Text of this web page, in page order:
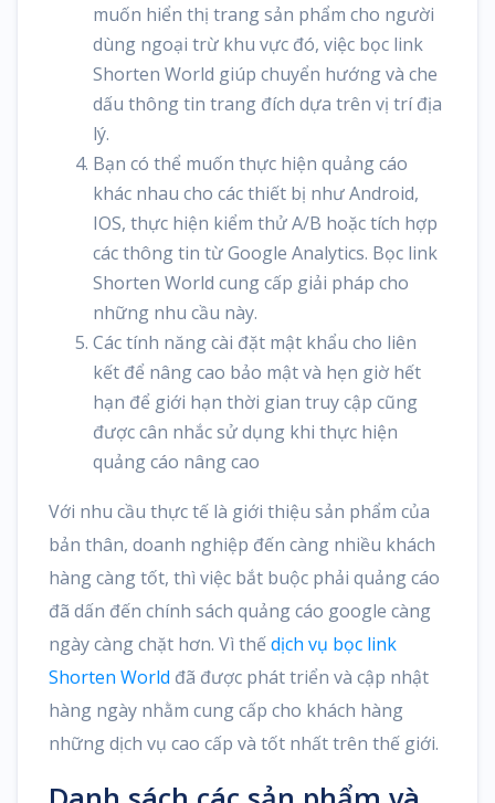
muốn hiển thị trang sản phẩm cho người
dùng ngoại trừ khu vực đó, việc bọc link
Shorten World giúp chuyển hướng và che
dấu thông tin trang đích dựa trên vị trí địa
lý.
Bạn có thể muốn thực hiện quảng cáo
khác nhau cho các thiết bị như Android,
IOS, thực hiện kiểm thử A/B hoặc tích hợp
các thông tin từ Google Analytics. Bọc link
Shorten World cung cấp giải pháp cho
những nhu cầu này.
Các tính năng cài đặt mật khẩu cho liên
kết để nâng cao bảo mật và hẹn giờ hết
hạn để giới hạn thời gian truy cập cũng
được cân nhắc sử dụng khi thực hiện
quảng cáo nâng cao
Với nhu cầu thực tế là giới thiệu sản phẩm của
bản thân, doanh nghiệp đến càng nhiều khách
hàng càng tốt, thì việc bắt buộc phải quảng cáo
đã dấn đến chính sách quảng cáo google càng
ngày càng chặt hơn. Vì thếdịch vụ bọc link
Shorten World đã được phát triển và cập nhật
hàng ngày nhằm cung cấp cho khách hàng
những dịch vụ cao cấp và tốt nhất trên thế giới.